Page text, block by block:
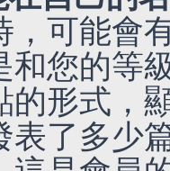
，可能會
和您的等
的形式，
表了多少